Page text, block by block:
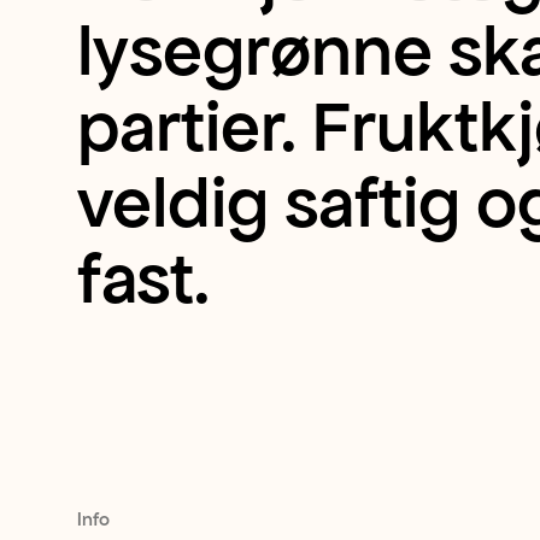
mindre
pære
med
og
lysegrønne
partier.
veldig saftig
fast.
Info